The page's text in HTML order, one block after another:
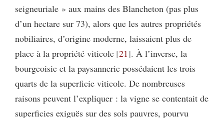
seigneuriale » aux mains des Blancheton (pas plus
d’un hectare sur 73), alors que les autres propriétés
nobiliaires, d’origine moderne, laissaient plus de
place à la propriété viticole 21 . À l’inverse, la
bourgeoisie et la paysannerie possédaient les trois
quarts de la superficie viticole. De nombreuses
raisons peuvent l’expliquer : la vigne se contentait de
superficies exiguës sur des sols pauvres, pourvu